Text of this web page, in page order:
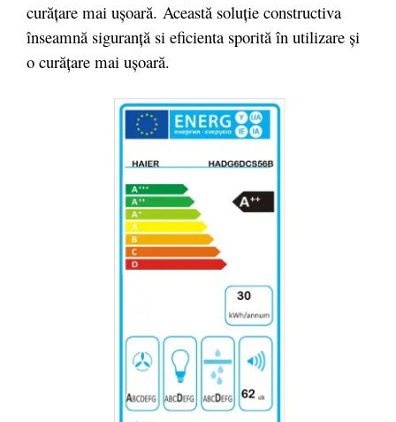
curăţare mai uşoară. Această soluţie constructiva
înseamnă siguranţă si eficienta sporită în utilizare şi
o curăţare mai uşoară.